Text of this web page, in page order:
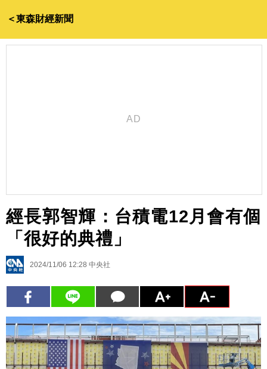
＜東森財經新聞
經長郭智輝：台積電12月會有個
「很好的典禮」
2024/11/06 12:28 中央社